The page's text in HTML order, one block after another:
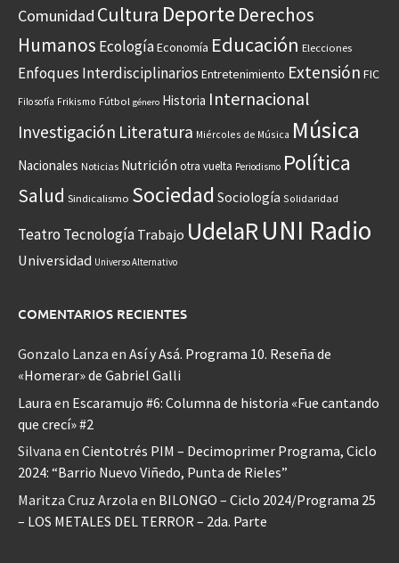
Comunidad Cultura Deporte Derechos
Humanos EcologíaEconomía Educación Elecciones
Enfoques Interdisciplinarios Entretenimiento Extensión FIC
Filosofía Frikismo Fútbol género Historia Internacional
Investigación Literatura Miércoles de Música Música
Nacionales Noticias Nutrición otra vuelta Periodismo Política
Salud Sindicalismo Sociedad Sociología Solidaridad
Teatro Tecnología Trabajo UdelaRUNI Radio
Universidad Universo Alternativo
COMENTARIOS RECIENTES
Gonzalo Lanza en Así y Asá. Programa 10. Reseña de
«Homerar» de Gabriel Galli
Laura en Escaramujo #6: Columna de historia «Fue cantando
que crecí» #2
Silvana en Cientotrés PIM – Decimoprimer Programa, Ciclo
2024: “Barrio Nuevo Viñedo, Punta de Rieles”
Maritza Cruz Arzola en BILONGO – Ciclo 2024/Programa 25
– LOS METALES DEL TERROR – 2da. Parte